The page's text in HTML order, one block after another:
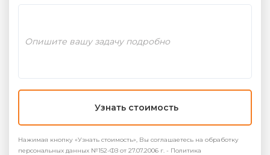
Узнать стоимость
Нажимая кнопку «Узнать стоимость», Вы соглашаетесь на обработку
персональных данных №152-ФЗ от 27.07.2006 г. - Политика